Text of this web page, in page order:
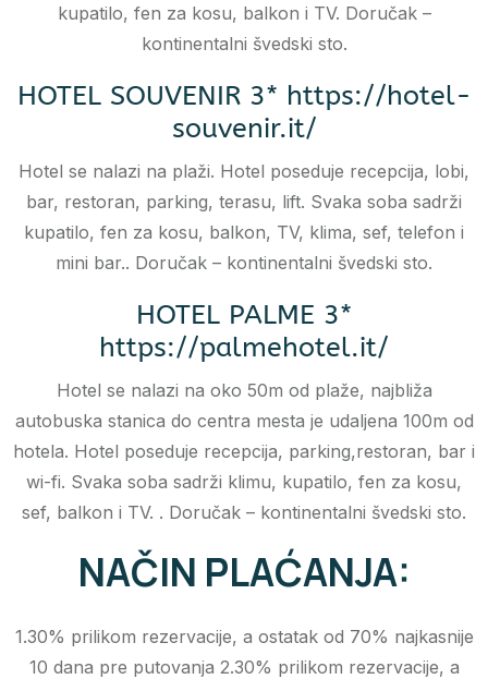
kupatilo, fen za kosu, balkon i TV. Doručak –
kontinentalni švedski sto.
HOTEL SOUVENIR 3* https://hotel-
souvenir.it/
Hotel se nalazi na plaži. Hotel poseduje recepcija, lobi,
bar, restoran, parking, terasu, lift. Svaka soba sadrži
kupatilo, fen za kosu, balkon, TV, klima, sef, telefon i
mini bar.. Doručak – kontinentalni švedski sto.
HOTEL PALME 3*
https://palmehotel.it/
Hotel se nalazi na oko 50m od plaže, najbliža
autobuska stanica do centra mesta je udaljena 100m od
hotela. Hotel poseduje recepcija, parking,restoran, bar i
wi-fi. Svaka soba sadrži klimu, kupatilo, fen za kosu,
sef, balkon i TV. . Doručak – kontinentalni švedski sto.
NAČIN PLAĆANJA:
1.30% prilikom rezervacije, a ostatak od 70% najkasnije
10 dana pre putovanja 2.30% prilikom rezervacije, a